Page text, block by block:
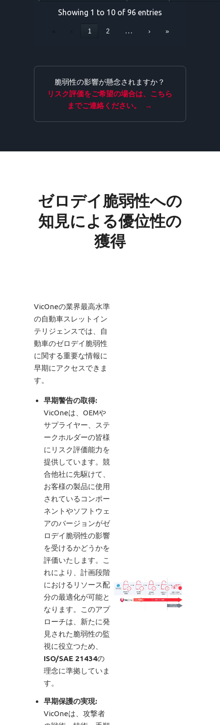
Showing 1 to 10 of 96 entries
1 2 … › »
脆弱性の影響が懸念されますか？
リスク評価をご希望の場合は、こちら
までご連絡ください。
→
ゼロデイ脆弱性への
知見による優位性の
獲得
VicOneの業界最高水準
の自動車スレットイン
テリジェンスでは、自
動車のゼロデイ脆弱性
に関する重要な情報に
早期にアクセスできま
す。
早期警告の取得:
VicOneは、OEMや
サプライヤー、ステ
ークホルダーの皆様
にリスク評価能力を
提供しています。競
合他社に先駆けて、
お客様の製品に使用
されているコンポー
ネントやソフトウェ
アのバージョンがゼ
ロデイ脆弱性の影響
を受けるかどうかを
評価いたします。こ
れにより、計画段階
におけるリソース配
分の最適化が可能と
なります。このアプ
ローチは、新たに発
見された脆弱性の監
視に役立つため、
ISO/SAE 21434の
理念に準拠していま
す。
早期保護の実現:
VicOneは、攻撃者